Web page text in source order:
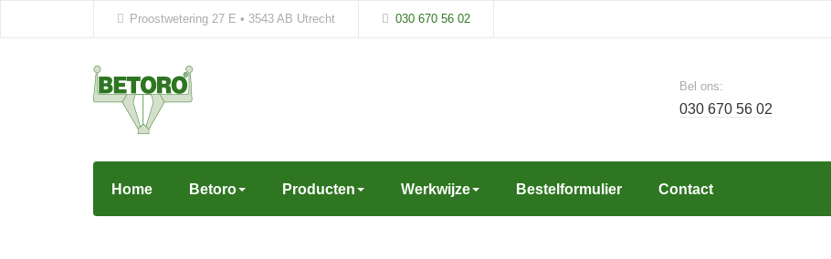
Proostwetering 27 E • 3543 AB Utrecht 030 670 56 02
Bel ons:
030 670 56 02
Home Betoro Producten Werkwijze Bestelformulier Contact